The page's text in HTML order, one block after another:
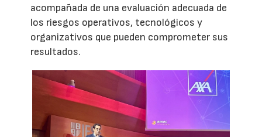
acompañada de una evaluación adecuada de
los riesgos operativos, tecnológicos y
organizativos que pueden comprometer sus
resultados.